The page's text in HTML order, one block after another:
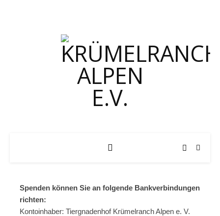
Spenden können Sie an folgende Bankverbindungen
richten:
Kontoinhaber: Tiergnadenhof Krümelranch Alpen e. V.